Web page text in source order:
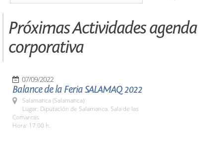
Próximas Actividades agenda
corporativa
07/09/2022
Balance de la Feria SALAMAQ 2022
Salamanca (Salamanca)
Lugar: Diputación de Salamanca. Sala de las
Comarcas
Hora: 17:00 h.